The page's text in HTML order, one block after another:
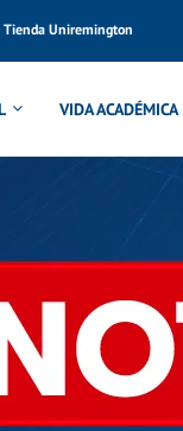
Tienda Uniremington
VIDA ACADÉMICA